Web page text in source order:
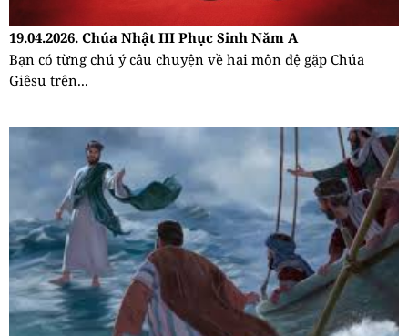
19.04.2026. Chúa Nhật III Phục Sinh Năm A
Bạn có từng chú ý câu chuyện về hai môn đệ gặp Chúa
Giêsu trên...